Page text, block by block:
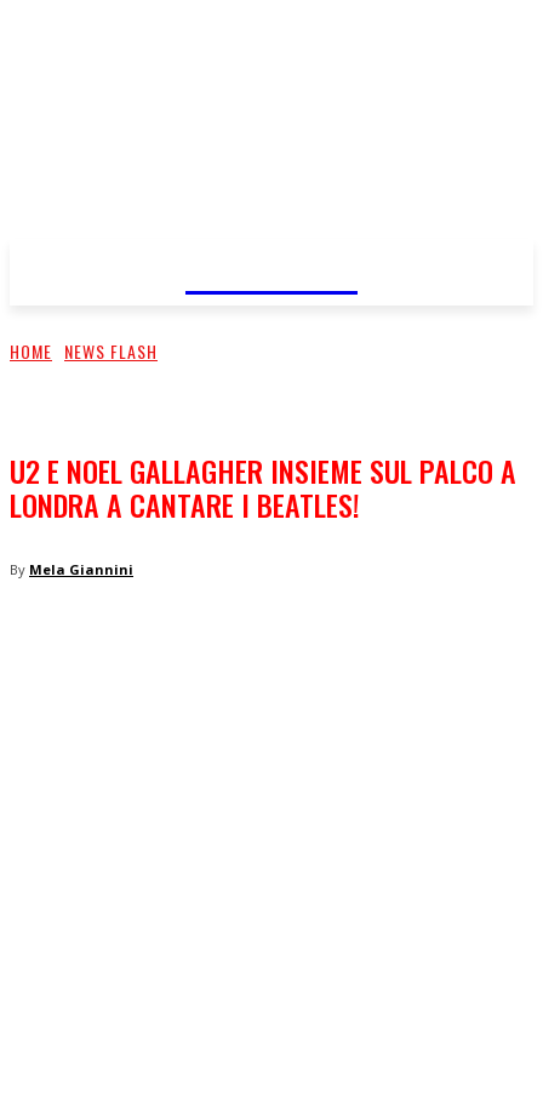
HOME NEWS FLASH
U2 E NOEL GALLAGHER INSIEME SUL PALCO A
LONDRA A CANTARE I BEATLES!
By Mela Giannini